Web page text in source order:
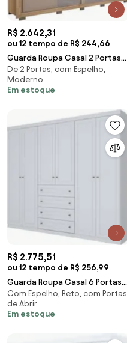
R$ 2.642,31
ou 12 tempo de R$ 244,66
Guarda Roupa Casal 2 Portas
de Correr com Espelho Praticus
Buriti/Fend
De 2 Portas, com Espelho,
Moderno
Em estoque
R$ 2.775,51
ou 12 tempo de R$ 256,99
Guarda Roupa Casal 6 Portas
Americano Branco - Henn
Com Espelho, Reto, com Portas
de Abrir
Em estoque